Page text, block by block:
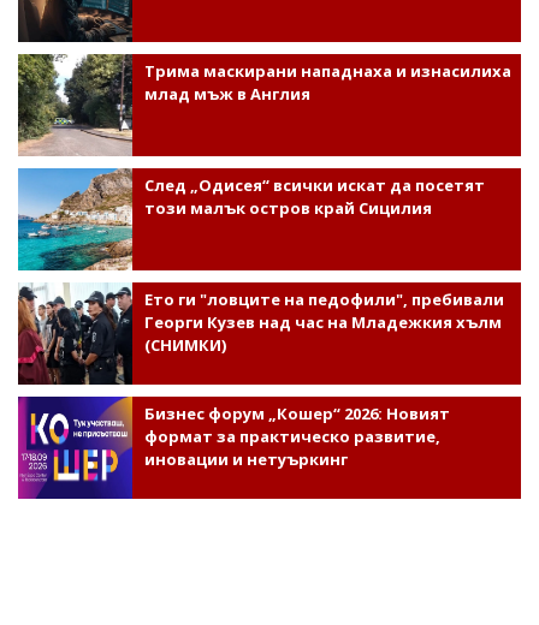
Трима маскирани нападнаха и изнасилиха
млад мъж в Англия
След „Одисея“ всички искат да посетят
този малък остров край Сицилия
Ето ги "ловците на педофили", пребивали
Георги Кузев над час на Младежкия хълм
(СНИМКИ)
Бизнес форум „Кошер“ 2026: Новият
формат за практическо развитие,
иновации и нетуъркинг